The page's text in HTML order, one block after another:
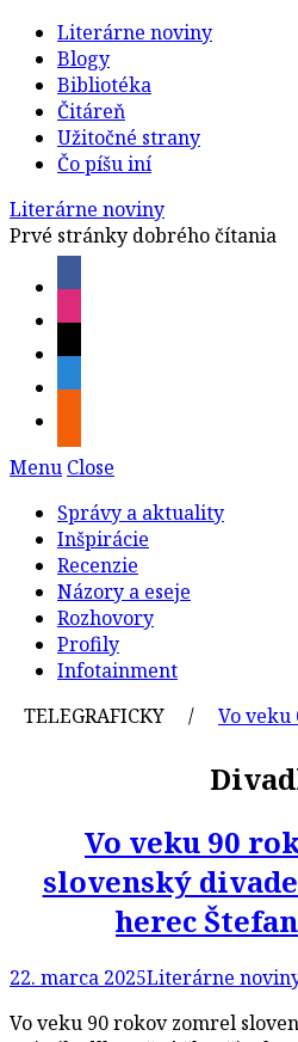
Literárne noviny
Blogy
Bibliotéka
Čitáreň
Užitočné strany
Čo píšu iní
Literárne noviny
Prvé stránky dobrého čítania
Menu Close
Správy a aktuality
Inšpirácie
Recenzie
Názory a eseje
Rozhovory
Profily
Infotainment
/
Vo veku
Vo veku 90
slovenský
herec
22. marca 2025Literárne
Vo veku 90 rokov zomrel